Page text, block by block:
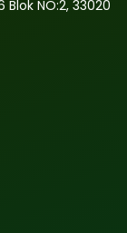
NO:2, 33020